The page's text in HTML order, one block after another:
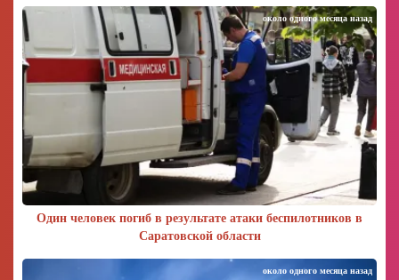
Один человек погиб в результате атаки беспилотников в
Саратовской области
около одного месяца назад
около одного месяца назад